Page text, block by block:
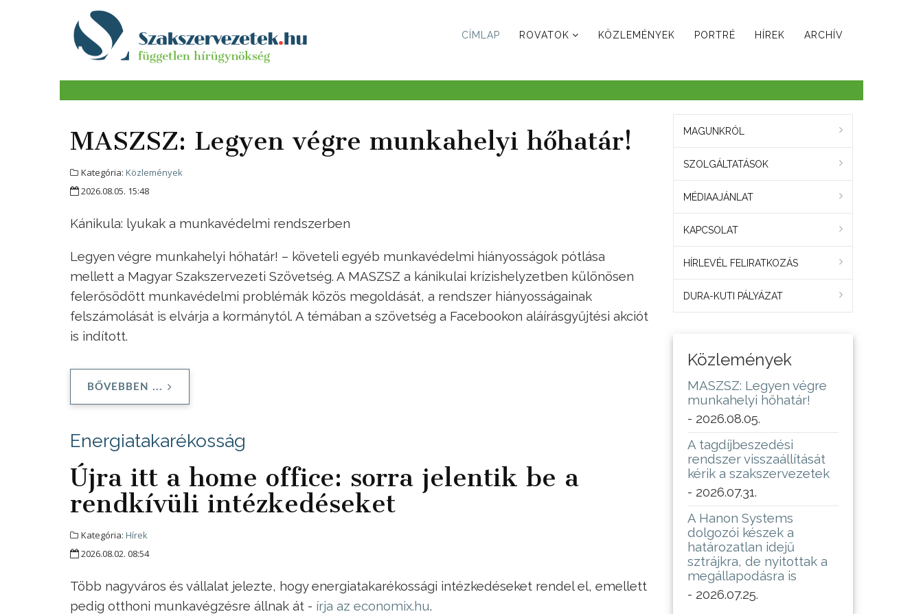
CÍMLAP ROVATOK KÖZLEMÉNYEK PORTRÉ HÍREK ARCHÍV
MASZSZ: Legyen végre munkahelyi hőhatár!
Kategória: Közlemények
2026.08.05. 15:48
Kánikula: lyukak a munkavédelmi rendszerben
Legyen végre munkahelyi hőhatár! – követeli egyéb munkavédelmi hiányosságok pótlása
mellett a Magyar Szakszervezeti Szövetség. A MASZSZ a kánikulai krízishelyzetben különösen
felerősödött munkavédelmi problémák közös megoldását, a rendszer hiányosságainak
felszámolását is elvárja a kormánytól. A témában a szövetség a Facebookon aláírásgyűjtési akciót
is indított.
BŐVEBBEN ...
Energiatakarékosság
Újra itt a home office: sorra jelentik be a
rendkívüli intézkedéseket
Kategória: Hírek
2026.08.02. 08:54
Több nagyváros és vállalat jelezte, hogy energiatakarékossági intézkedéseket rendel el, emellett
pedig otthoni munkavégzésre állnak át - írja az economix.hu.
MAGUNKRÓL
SZOLGÁLTATÁSOK
MÉDIAAJÁNLAT
KAPCSOLAT
HÍRLEVÉL FELIRATKOZÁS
DURA-KUTI PÁLYÁZAT
Közlemények
MASZSZ: Legyen végre
munkahelyi hőhatár!
- 2026.08.05.
A tagdíjbeszedési
rendszer visszaállítását
kérik a szakszervezetek
- 2026.07.31.
A Hanon Systems
dolgozói készek a
határozatlan idejű
sztrájkra, de nyitottak a
megállapodásra is
- 2026.07.25.